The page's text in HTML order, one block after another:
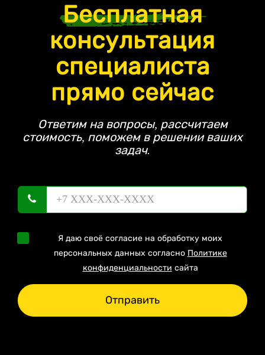
Бесплатная
консультация
специалиста
прямо сейчас
Ответим на вопросы, рассчитаем
стоимость, поможем в решении ваших
задач.
Я даю своё согласие на обработку моих
персональных данных согласно Политике
конфиденциальности сайта
Отправить